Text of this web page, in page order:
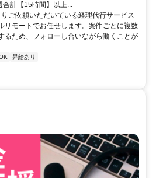
合計【15時間】以上...
ご依頼いただいている経理代行サービス
リモートでお任せします。案件ごとに複数
るため、フォローし合いながら働くことが
昇給あり